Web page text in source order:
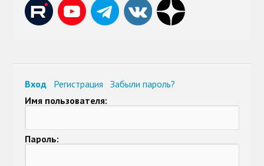
Вход Регистрация
Забыли пароль?
Имя пользователя:
Пароль: